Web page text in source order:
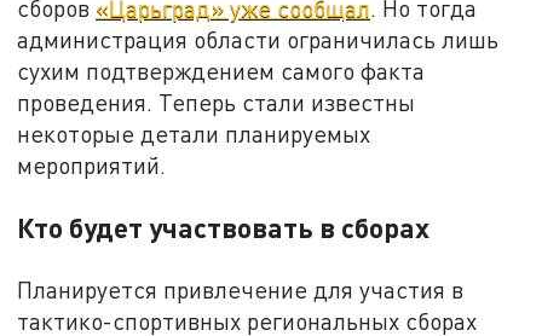
сборов «Царьград» уже сообщал. Но тогда
администрация области ограничилась лишь
сухим подтверждением самого факта
проведения. Теперь стали известны
некоторые детали планируемых
мероприятий.
Кто будет участвовать в сборах
Планируется привлечение для участия в
тактико-спортивных региональных сборах